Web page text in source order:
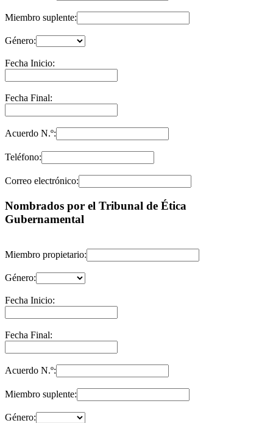
Miembro suplente:
Género:
Fecha Inicio:
Fecha Final:
Acuerdo N.º:
Teléfono:
Correo electrónico:
Nombrados por el Tribunal de Ética
Gubernamental
Miembro propietario:
Género:
Fecha Inicio:
Fecha Final:
Acuerdo N.º:
Miembro suplente:
Género: